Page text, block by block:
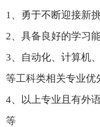
1、勇于不断迎接新
2、具备良好的学习
3、自动化、计算机
等工科类相关专业优
4、以上专业且有外
等